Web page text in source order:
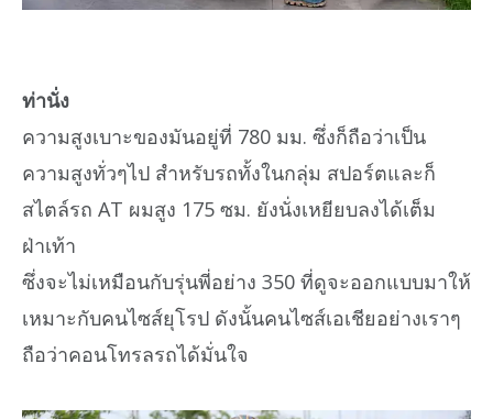
ท่านั่ง
ความสูงเบาะของมันอยู่ที่ 780 มม. ซึ่งก็ถือว่าเป็น
ความสูงทั่วๆไป สำหรับรถทั้งในกลุ่ม สปอร์ตและก็
สไตล์รถ AT ผมสูง 175 ซม. ยังนั่งเหยียบลงได้เต็ม
ฝ่าเท้า
ซึ่งจะไม่เหมือนกับรุ่นพี่อย่าง 350 ที่ดูจะออกแบบมาให้
เหมาะกับคนไซส์ยุโรป ดังนั้นคนไซส์เอเชียอย่างเราๆ
ถือว่าคอนโทรลรถได้มั่นใจ